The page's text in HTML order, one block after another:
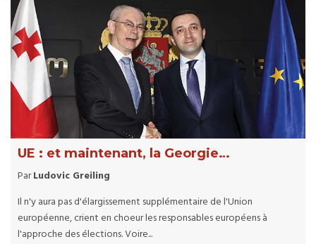
UE : et maintenant, la Georgie…
ParLudovic Greiling
Il n'y aura pas d'élargissement supplémentaire de l'Union
européenne, crient en choeur les responsables européens à
l'approche des élections. Voire...